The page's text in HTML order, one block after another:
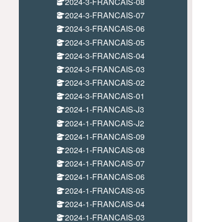
2024-3-FRANCAIS-07
2024-3-FRANCAIS-06
2024-3-FRANCAIS-05
2024-3-FRANCAIS-04
2024-3-FRANCAIS-03
2024-3-FRANCAIS-02
2024-3-FRANCAIS-01
2024-1-FRANCAIS-J3
2024-1-FRANCAIS-J2
2024-1-FRANCAIS-09
2024-1-FRANCAIS-08
2024-1-FRANCAIS-07
2024-1-FRANCAIS-06
2024-1-FRANCAIS-05
2024-1-FRANCAIS-04
2024-1-FRANCAIS-03